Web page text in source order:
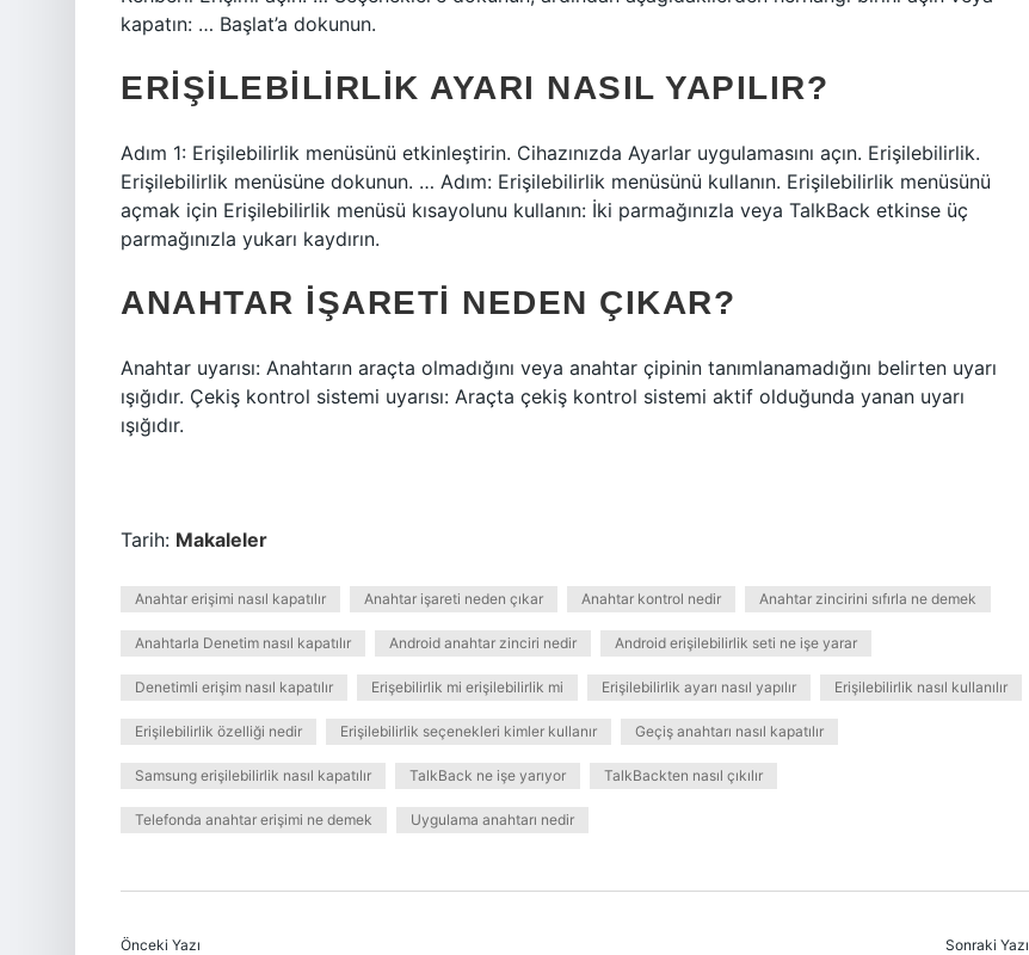
kapatın: … Başlat’a dokunun.
ERIŞILEBILIRLIK AYARI NASIL YAPILIR?
Adım 1: Erişilebilirlik menüsünü etkinleştirin. Cihazınızda Ayarlar uygulamasını açın. Erişilebilirlik.
Erişilebilirlik menüsüne dokunun. … Adım: Erişilebilirlik menüsünü kullanın. Erişilebilirlik menüsünü
açmak için Erişilebilirlik menüsü kısayolunu kullanın: İki parmağınızla veya TalkBack etkinse üç
parmağınızla yukarı kaydırın.
ANAHTAR IŞARETI NEDEN ÇIKAR?
Anahtar uyarısı: Anahtarın araçta olmadığını veya anahtar çipinin tanımlanamadığını belirten uyarı
ışığıdır. Çekiş kontrol sistemi uyarısı: Araçta çekiş kontrol sistemi aktif olduğunda yanan uyarı
ışığıdır.
Tarih: Makaleler
Anahtar erişimi nasıl kapatılır Anahtar işareti neden çıkar Anahtar kontrol nedir Anahtar zincirini sıfırla ne demek
Anahtarla Denetim nasıl kapatılır Android anahtar zinciri nedir Android erişilebilirlik seti ne işe yarar
Denetimli erişim nasıl kapatılır Erişebilirlik mi erişilebilirlik mi Erişilebilirlik ayarı nasıl yapılır Erişilebilirlik nasıl kullanılır
Erişilebilirlik özelliği nedir Erişilebilirlik seçenekleri kimler kullanır Geçiş anahtarı nasıl kapatılır
Samsung erişilebilirlik nasıl kapatılır TalkBack ne işe yarıyor TalkBackten nasıl çıkılır
Telefonda anahtar erişimi ne demek Uygulama anahtarı nedir
Önceki Yazı Sonraki Yazı